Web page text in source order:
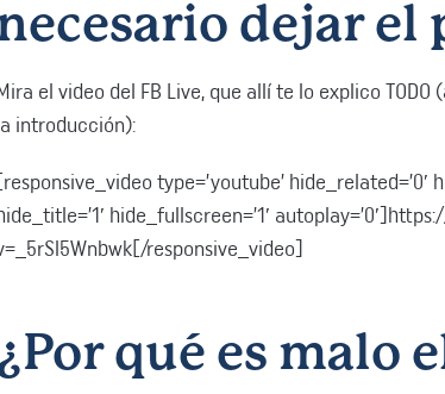
dejar el
el video del FB Live, que allí te lo explico
introducción):
type=’youtube’ hide_related=’0′
hide_fullscreen=’1′
responsive_video]
qué es malo